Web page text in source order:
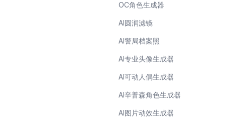
OC角色生成器
AI圆润滤镜
AI警局档案照
AI专业头像生成器
AI可动人偶生成器
AI辛普森角色生成器
AI图片动效生成器